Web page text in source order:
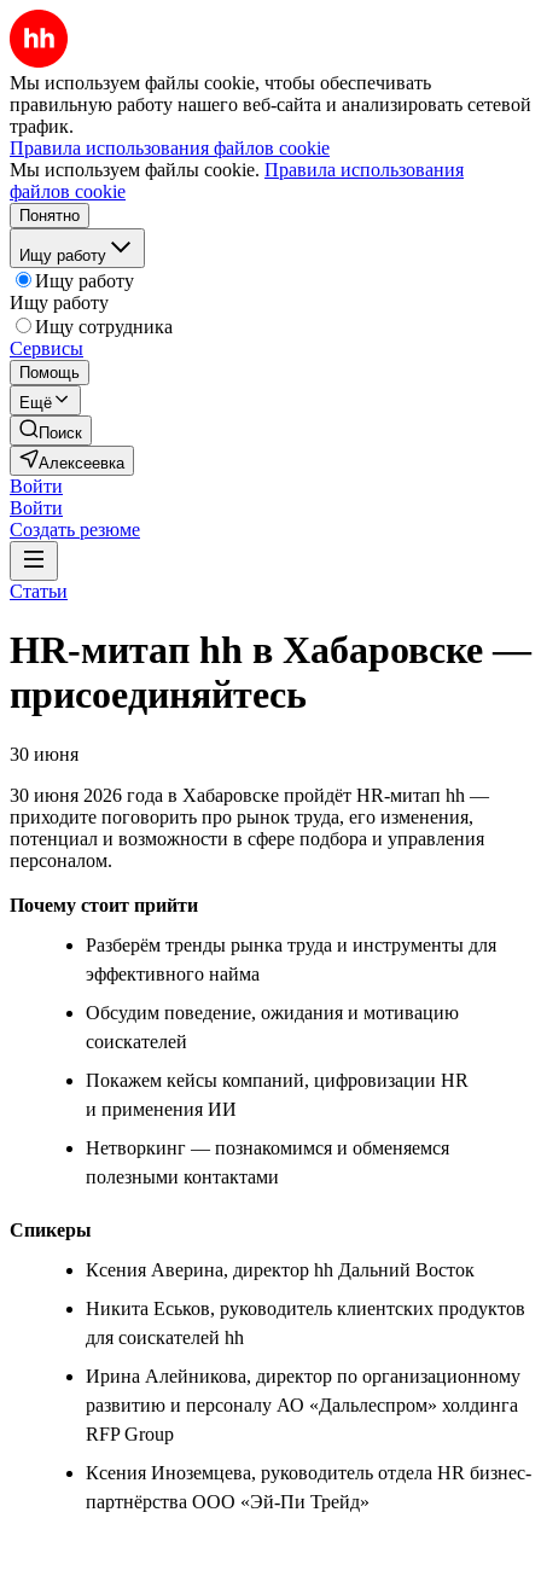
Мы используем файлы cookie, чтобы обеспечивать
правильную работу нашего веб-сайта и анализировать сетевой
трафик.
Правила использования файлов cookie
Мы используем файлы cookie. Правила использования
файлов cookie
Понятно
Ищу работу
Ищу работу
Ищу работу
Ищу сотрудника
Сервисы
Помощь
Ещё
Поиск
Алексеевка
Войти
Войти
Создать резюме
Статьи
HR-митап hh в Хабаровске —
присоединяйтесь
30 июня
30 июня 2026 года в Хабаровске пройдёт HR-митап hh —
приходите поговорить про рынок труда, его изменения,
потенциал и возможности в сфере подбора и управления
персоналом.
Почему стоит прийти
Разберём тренды рынка труда и инструменты для
эффективного найма
Обсудим поведение, ожидания и мотивацию
соискателей
Покажем кейсы компаний, цифровизации HR
и применения ИИ
Нетворкинг — познакомимся и обменяемся
полезными контактами
Спикеры
Ксения Аверина, директор hh Дальний Восток
Никита Еськов, руководитель клиентских продуктов
для соискателей hh
Ирина Алейникова, директор по организационному
развитию и персоналу АО «Дальлеспром» холдинга
RFP Group
Ксения Иноземцева, руководитель отдела HR бизнес-
партнёрства ООО «Эй-Пи Трейд»